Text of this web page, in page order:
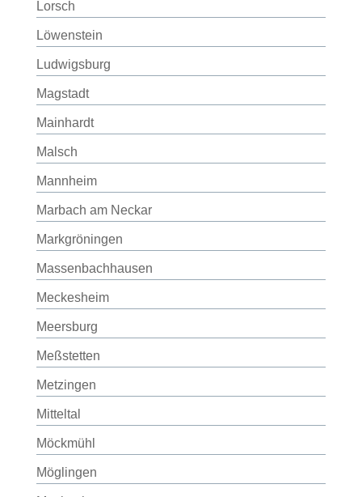
Lorsch
Löwenstein
Ludwigsburg
Magstadt
Mainhardt
Malsch
Mannheim
Marbach am Neckar
Markgröningen
Massenbachhausen
Meckesheim
Meersburg
Meßstetten
Metzingen
Mitteltal
Möckmühl
Möglingen